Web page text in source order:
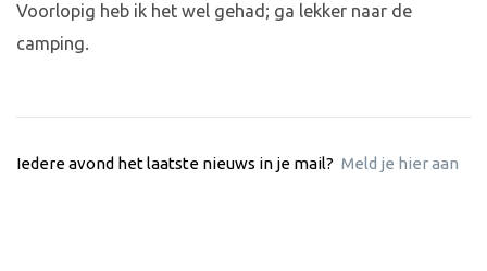
Voorlopig heb ik het wel gehad; ga lekker naar de
camping.
Iedere avond het laatste nieuws in je mail? Meld je hier aan